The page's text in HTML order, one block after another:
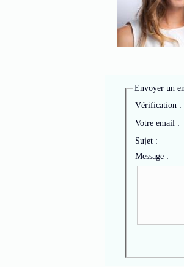
Envoyer un
Vérification :
Votre email :
Sujet :
Message :